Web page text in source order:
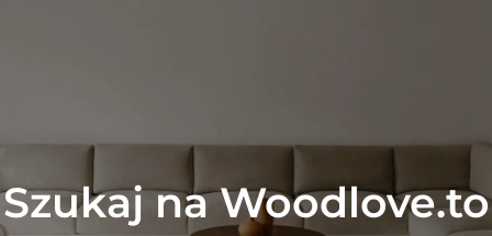
Szukaj na Woodlove.to